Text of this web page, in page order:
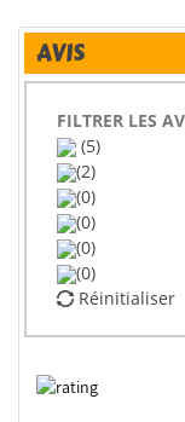
AVIS
FILTRER LES
(5)
(2)
(0)
(0)
(0)
(0)
Réinitialiser